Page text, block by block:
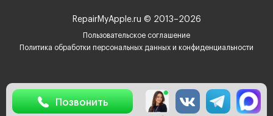
RepairMyApple.ru © 2013–2026
Пользовательское соглашение
Политика обработки персональных данных и конфиденциальности
Позвонить